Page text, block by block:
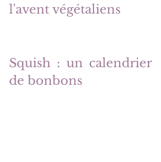
l'avent végétaliens
Squish : un calendrier
de bonbons